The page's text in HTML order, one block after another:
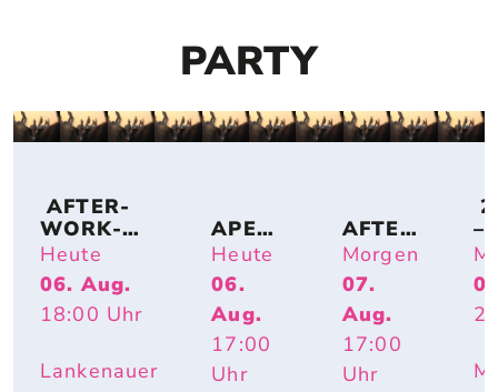
PARTY
AFTER-
WORK-
BEACHPA
RTY
Heute
06. Aug.
18:00 Uhr
Lankenauer
APERI
TIVO
SOCIE
TY
Heute
06.
Aug.
17:00
Uhr
AFTER
-
WORK
-
PARTY
OPEN
AIR
Morgen
07.
Aug.
17:00
Uhr
–